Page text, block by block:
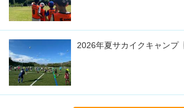
2026年夏サカイクキャンプ